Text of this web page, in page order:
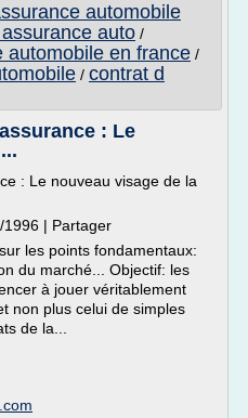
automobile
auto /
automobile en france /
/ contrat d
: Le
: Le nouveau visage de la
1996 | Partager
les points fondamentaux:
du marché... Objectif: les
à jouer véritablement
non plus celui de simples
de la...